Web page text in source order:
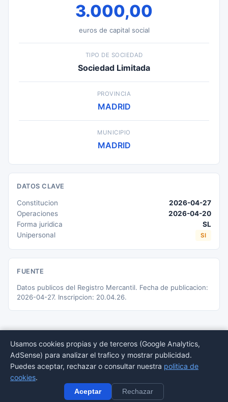
3.000,00
euros de capital social
TIPO DE SOCIEDAD
Sociedad Limitada
PROVINCIA
MADRID
MUNICIPIO
MADRID
DATOS CLAVE
Constitucion
2026-04-27
Operaciones
2026-04-20
Forma juridica
SL
Unipersonal
SI
FUENTE
Datos publicos del Registro Mercantil. Fecha de publicacion:
2026-04-27. Inscripcion: 20.04.26.
© 2026 BORMEDirectorio — Datos publicos del Registro Mercantil
Provincias
legal
Usamos cookies propias y de terceros (Google Analytics,
AdSense) para analizar el trafico y mostrar publicidad.
Puedes aceptar, rechazar o consultar nuestra politica de
cookies.
Aceptar Rechazar